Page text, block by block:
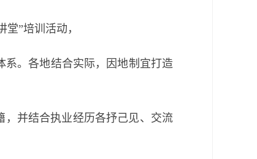
”培训活动，
。各地结合实际，因地制宜打造
并结合执业经历各抒己见、交流